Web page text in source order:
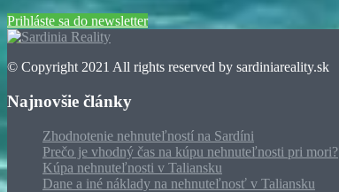
Prihláste sa do newsletter
© Copyright 2021 All rights reserved by sardiniareality.sk
Najnovšie články
Zhodnotenie nehnuteľností na Sardíni
Prečo je vhodný čas na kúpu nehnuteľnosti pri mori?
Kúpa nehnuteľnosti v Taliansku
Dane a iné náklady na nehnuteľnosť v Taliansku